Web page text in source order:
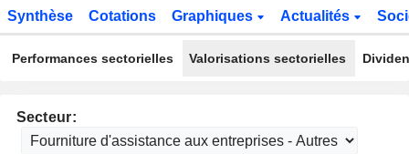
Synthèse Cotations Graphiques Actualités
Performances sectorielles Valorisations sectorielles
Secteur: